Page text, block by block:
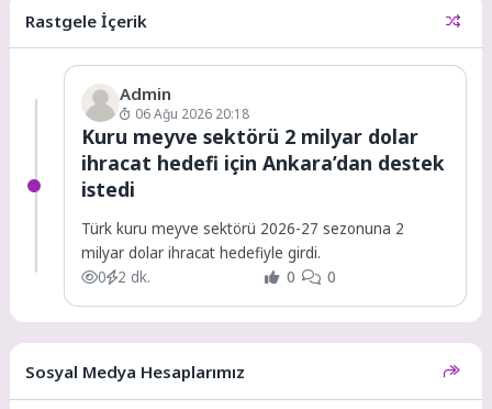
olanak tanıyan...
Rastgele İçerik
Admin
06 Ağu 2026 20:18
Kuru meyve sektörü 2 milyar dolar
ihracat hedefi için Ankara’dan destek
istedi
Türk kuru meyve sektörü 2026-27 sezonuna 2
milyar dolar ihracat hedefiyle girdi.
0
2 dk. 0 0
Sosyal Medya Hesaplarımız